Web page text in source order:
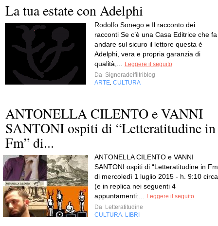
La tua estate con Adelphi
Rodolfo Sonego e Il racconto dei
racconti Se c’è una Casa Editrice che fa
andare sul sicuro il lettore questa è
Adelphi, vera e propria garanzia di
qualità,...
Leggere il seguito
Da Signoradeifiltriblog
ARTE CULTURA
ANTONELLA CILENTO e VANNI
SANTONI ospiti di “Letteratitudine in
Fm” di...
ANTONELLA CILENTO e VANNI
SANTONI ospiti di “Letteratitudine in
di mercoledì 1 luglio 2015 - h. 9:10 circa
(e in replica nei seguenti 4
appuntamenti:...
Leggere il seguito
Da Letteratitudine
CULTURA LIBRI